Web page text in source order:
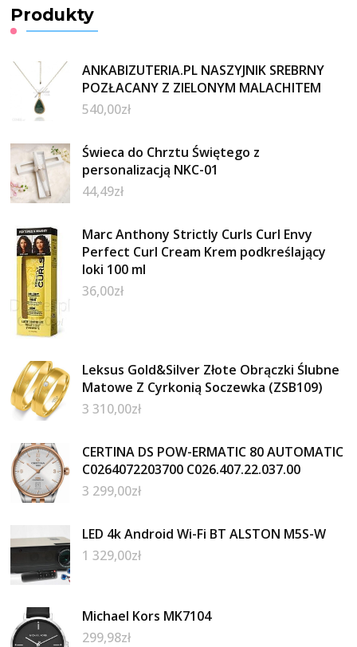
Produkty
ANKABIZUTERIA.PL NASZYJNIK SREBRNY
POZŁACANY Z ZIELONYM MALACHITEM
540,00zł
Świeca do Chrztu Świętego z
personalizacją NKC-01
44,49zł
Marc Anthony Strictly Curls Curl Envy
Perfect Curl Cream Krem podkreślający
loki 100 ml
36,00zł
Leksus Gold&Silver Złote Obrączki Ślubne
Matowe Z Cyrkonią Soczewka (ZSB109)
3 310,00zł
CERTINA DS POW-ERMATIC 80 AUTOMATIC
C0264072203700 C026.407.22.037.00
3 299,00zł
LED 4k Android Wi-Fi BT ALSTON M5S-W
1 329,00zł
Michael Kors MK7104
299,98zł